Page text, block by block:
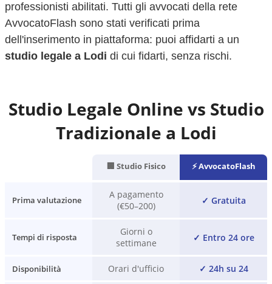
professionisti abilitati. Tutti gli avvocati della rete
AvvocatoFlash sono stati verificati prima
dell'inserimento in piattaforma: puoi affidarti a un
studio legale a Lodi di cui fidarti, senza rischi.
Studio Legale Online vs Studio
Tradizionale a Lodi
🏢 Studio Fisico ⚡ AvvocatoFlash
Prima valutazione
A pagamento
(€50–200)
✓ Gratuita
Tempi di risposta
Giorni o
settimane
✓ Entro 24 ore
Disponibilità Orari d'ufficio ✓ 24h su 24